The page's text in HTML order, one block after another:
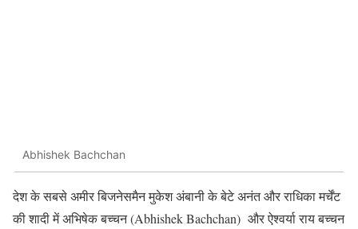
Abhishek Bachchan
देश के सबसे अमीर बिजनेसमैन मुकेश अंबानी के बेटे अनंत और राधिका मर्चेंट
की शादी में अभिषेक बच्चन (Abhishek Bachchan) और ऐश्वर्या राय बच्चन